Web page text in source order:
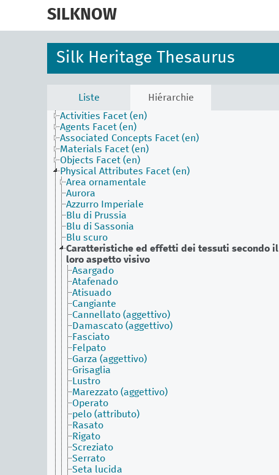
SILKNOW
Silk Heritage Thesaurus
Liste
Hiérarchie
Activities Facet (en)
Agents Facet (en)
Associated Concepts Facet (en)
Materials Facet (en)
Objects Facet (en)
Physical Attributes Facet (en)
Area ornamentale
Aurora
Azzurro Imperiale
Blu di Prussia
Blu di Sassonia
Blu scuro
Caratteristiche ed effetti dei tessuti secondo il
loro aspetto visivo
Asargado
Atafenado
Atisuado
Cangiante
Cannellato (aggettivo)
Damascato (aggettivo)
Fasciato
Felpato
Garza (aggettivo)
Grisaglia
Lustro
Marezzato (aggettivo)
Operato
pelo (attributo)
Rasato
Rigato
Screziato
Serrato
Seta lucida